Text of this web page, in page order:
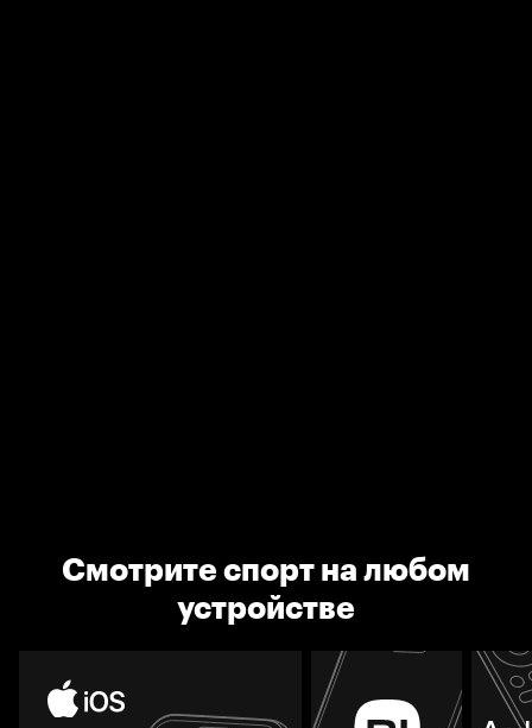
Смотрите спорт на любом
устройстве